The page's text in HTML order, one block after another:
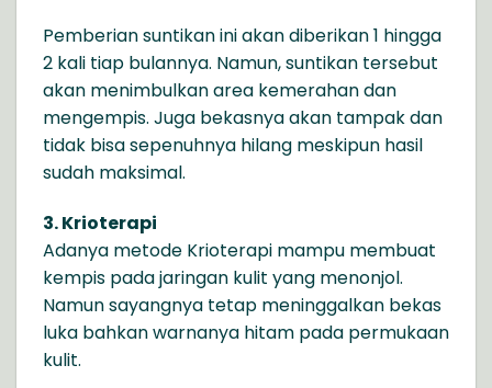
Pemberian suntikan ini akan diberikan 1 hingga
2 kali tiap bulannya. Namun, suntikan tersebut
akan menimbulkan area kemerahan dan
mengempis. Juga bekasnya akan tampak dan
tidak bisa sepenuhnya hilang meskipun hasil
sudah maksimal.
3. Krioterapi
Adanya metode Krioterapi mampu membuat
kempis pada jaringan kulit yang menonjol.
Namun sayangnya tetap meninggalkan bekas
luka bahkan warnanya hitam pada permukaan
kulit.